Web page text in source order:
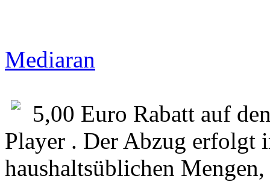
Mediaran
5,00 Euro Rabatt auf
Player . Der Abzug erfolgt
haushaltsüblichen